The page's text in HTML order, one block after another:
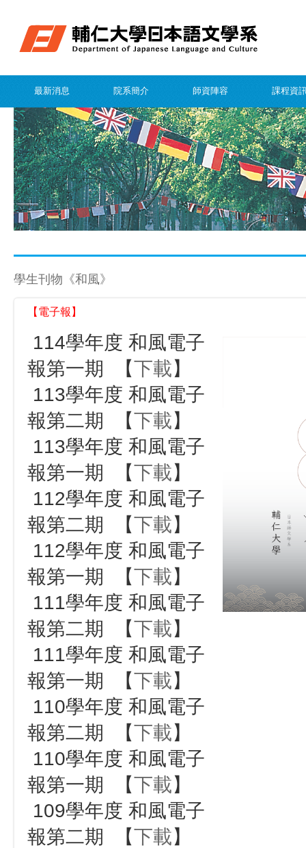
最新消息 院系簡介 師資陣容 課程資
學生刊物《和風》
【電子報】
114學年度 和風電子
報第一期 【下載】
113學年度 和風電子
報第二期 【下載】
113學年度 和風電子
報第一期 【下載】
112學年度 和風電子
報第二期 【下載】
112學年度 和風電子
報第一期 【下載】
111學年度 和風電子
報第二期 【下載】
111學年度 和風電子
報第一期 【下載】
110學年度 和風電子
報第二期 【下載】
110學年度 和風電子
報第一期 【下載】
109學年度 和風電子
報第二期 【下載】